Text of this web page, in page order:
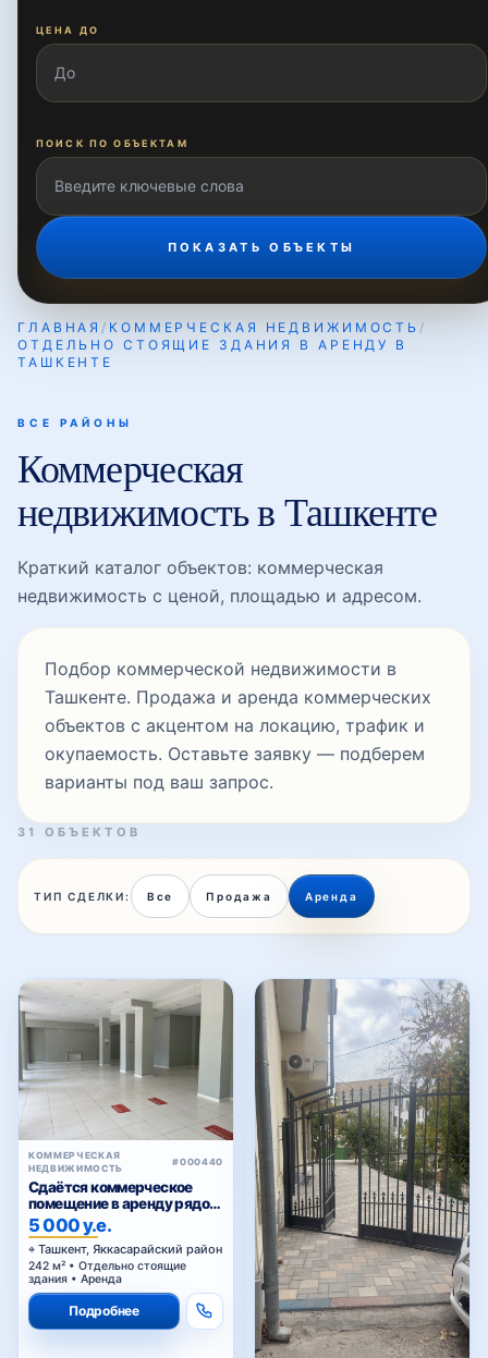
ЦЕНА ДО
ПОИСК ПО ОБЪЕКТАМ
ПОКАЗАТЬ ОБЪЕКТЫ
ГЛАВНАЯ / КОММЕРЧЕСКАЯ НЕДВИЖИМОСТЬ /
ОТДЕЛЬНО СТОЯЩИЕ ЗДАНИЯ В АРЕНДУ В
ТАШКЕНТЕ
ВСЕ РАЙОНЫ
Коммерческая
недвижимость в Ташкенте
Краткий каталог объектов: коммерческая
недвижимость с ценой, площадью и адресом.
Подбор коммерческой недвижимости в
Ташкенте. Продажа и аренда коммерческих
объектов с акцентом на локацию, трафик и
окупаемость. Оставьте заявку — подберем
варианты под ваш запрос.
31 ОБЪЕКТОВ
ТИП СДЕЛКИ: Все Продажа Аренда
КОММЕРЧЕСКАЯ
НЕДВИЖИМОСТЬ
#000440
Сдаётся коммерческое
помещение в аренду рядом
Голубые купола
5 000 у.е.
Ташкент, Яккасарайский район
242 м² • Отдельно стоящие
здания • Аренда
Подробнее